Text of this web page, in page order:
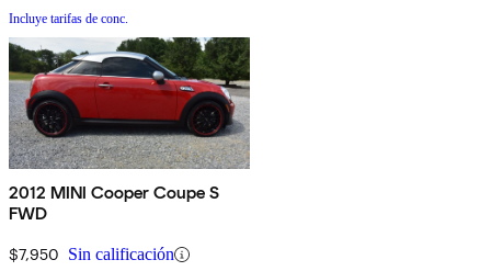
Incluye tarifas de conc.
2012 MINI Cooper Coupe S
FWD
$7,950 Sin calificación